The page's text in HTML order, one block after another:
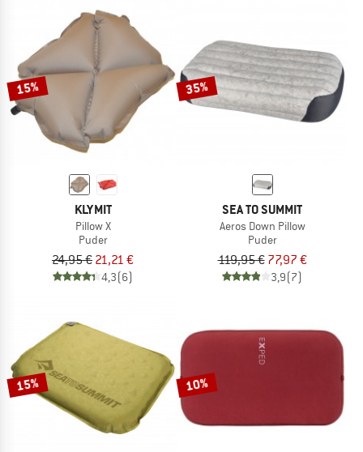
15%
KLYMIT
Pillow X
Puder
24,95 € 21,21 €
4,3(6)
35%
SEA TO SUMMIT
Aeros Down Pillow
Puder
119,95 € 77,97 €
3,9(7)
15% 10%